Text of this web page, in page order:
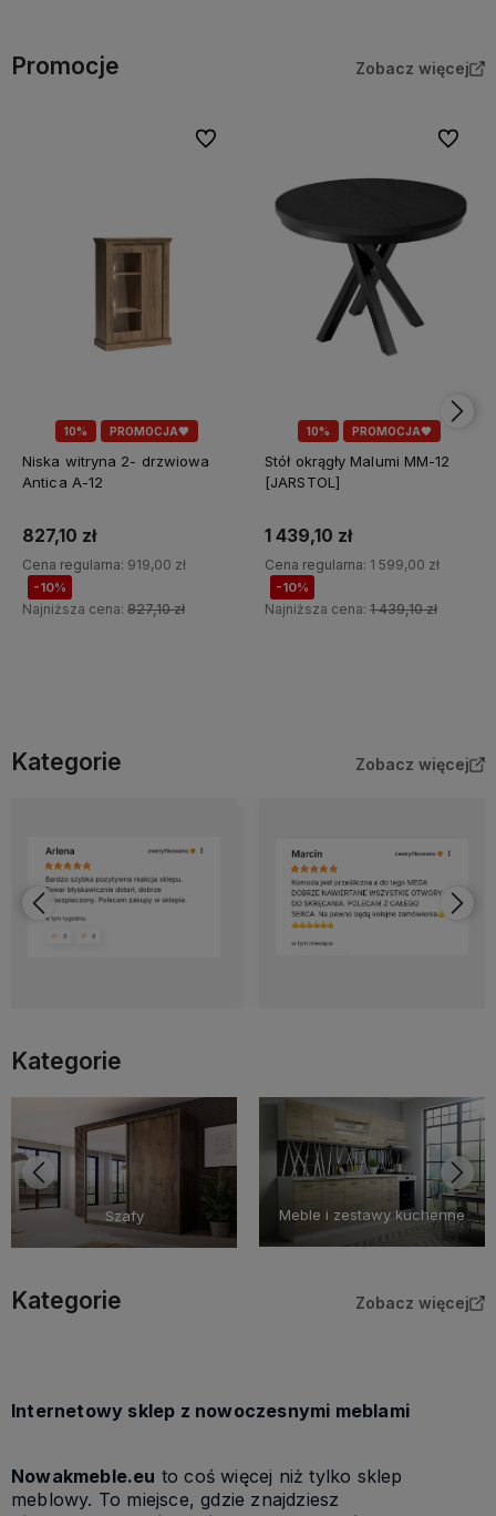
Promocje Zobacz więcej
10% PROMOCJA🖤
Niska witryna 2- drzwiowa
Antica A-12
827,10 zł
Cena regularna: 919,00 zł
-10%
Najniższa cena: 827,10 zł
Do ulubionych
10% PROMOCJA🖤
Stół okrągły Malumi MM-12
[JARSTOL]
1 439,10 zł
Cena regularna: 1 599,00 zł
-10%
Najniższa cena: 1 439,10 zł
Do
Kategorie Zobacz więcej
Kategorie
Szafy Meble i zestawy kuchenne
Kategorie Zobacz więcej
Internetowy sklep z nowoczesnymi meblami
Nowakmeble.eu to coś więcej niż tylko sklep
meblowy. To miejsce, gdzie znajdziesz